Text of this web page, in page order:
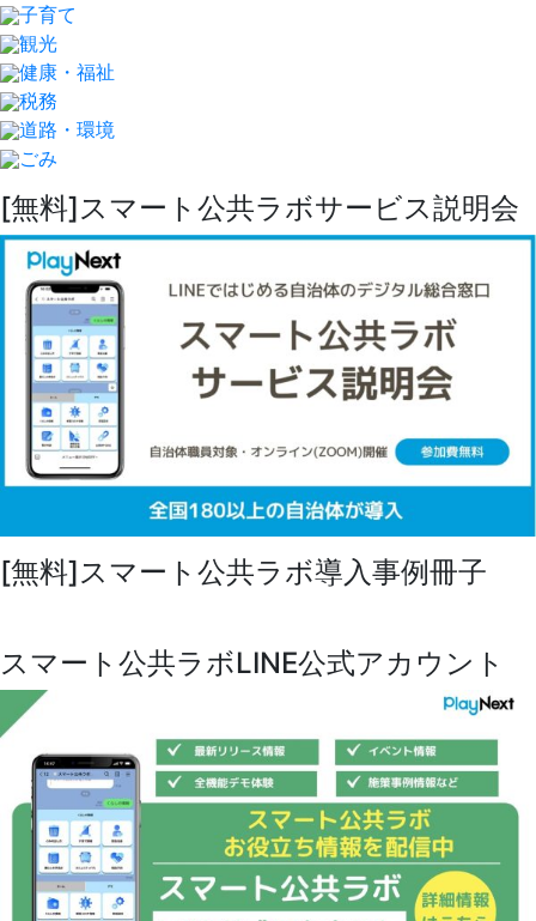
子育て
観光
健康・福祉
税務
道路・環境
ごみ
[無料]スマート公共ラボサービス説明会
[無料]スマート公共ラボ導入事例冊子
スマート公共ラボLINE公式アカウント